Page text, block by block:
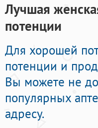
Лучшая
потенции
Для хорошей
потенции и
Вы можете не
популярных
адресу.